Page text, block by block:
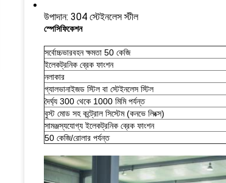
উপাদান: 304 স্টেইনলেস স্টীল
স্পেসিফিকেশন
সর্বোচ্চভারবহন ক্ষমতা 50 কেজি
ইলেকট্রনিক ব্রেক ফাংশন
নলাকার
গ্যালভানাইজড স্টিল বা স্টেইনলেস স্টিল
দৈর্ঘ্য 300 থেকে 1000 মিমি পর্যন্ত
বুস্ট মোড সহ কন্ট্রোল সিস্টেম (কনভে লিংক্স)
সামঞ্জস্যযোগ্য ইলেকট্রনিক ব্রেক ফাংশন
50 কেজি/রোলার পর্যন্ত